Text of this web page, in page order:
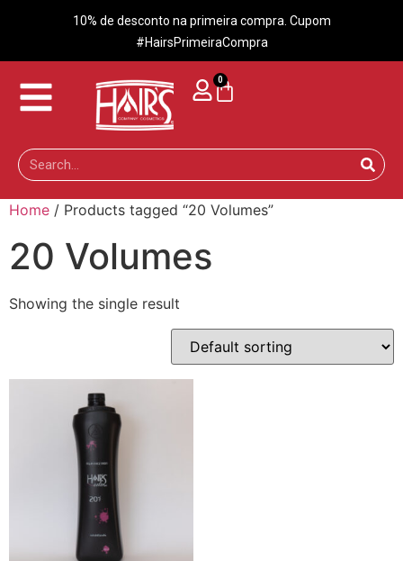
10% de desconto na primeira compra. Cupom
#HairsPrimeiraCompra
0
Home / Products tagged “20 Volumes”
20 Volumes
Showing the single result